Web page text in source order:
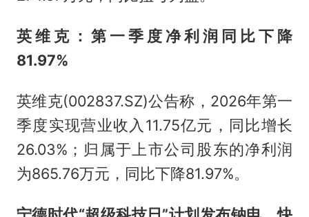
英维克：第一季度净利润同比下降
81.97%
英维克(002837.SZ)公告称，2026年第一
季度实现营业收入11.75亿元，同比增长
26.03%；归属于上市公司股东的净利润
为865.76万元，同比下降81.97%。